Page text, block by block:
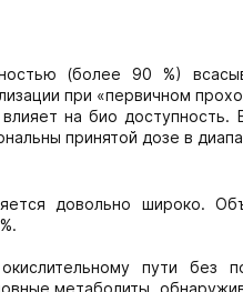
(более 90 %)
при «первичном
на био доступность.
принятой дозе в
довольно широко.
пути без